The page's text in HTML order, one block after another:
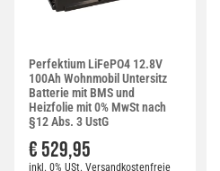
Perfektium LiFePO4 12.8V
100Ah Wohnmobil Untersitz
Batterie mit BMS und
Heizfolie mit 0% MwSt nach
§12 Abs. 3 UstG
€ 529,95
inkl. 0% USt. Versandkostenfreie